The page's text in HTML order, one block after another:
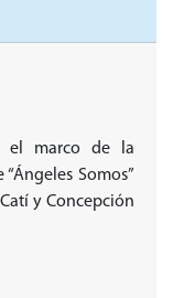
el marco de la
Somos”
y Concepción